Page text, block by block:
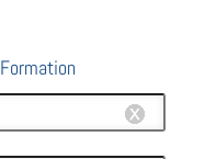
Formation